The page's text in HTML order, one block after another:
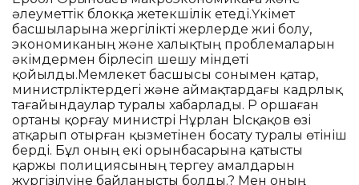
әлеуметтік блокқа жетекшілік етеді.Үкімет
басшыларына жергілікті жерлерде жиі болу,
экономиканың және халықтың проблемаларын
әкімдермен бірлесіп шешу міндеті
қойылды.Мемлекет басшысы сонымен қатар,
министрліктердегі және аймақтардағы кадрлық
тағайындаулар туралы хабарлады. ҚР Қоршаған
ортаны қорғау министрі Нұрлан Ысқақов өзі
атқарып отырған қызметінен босату туралы өтініш
берді. Бұл оның екі орынбасарына қатысты
қаржы полициясының тергеу амалдарын
жүргізілуіне байланысты болды.? Мен оның